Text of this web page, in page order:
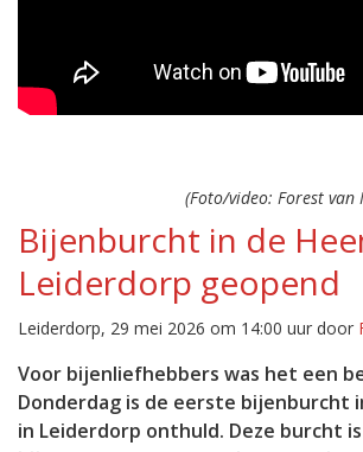
(Foto/video: Forest van
Bijenburcht in de
Leiderdorp geopend
Leiderdorp, 29 mei 2026 om 14:00 uur door
Voor bijenliefhebbers was het een
Donderdag is de eerste bijenburcht
in Leiderdorp onthuld. Deze burcht